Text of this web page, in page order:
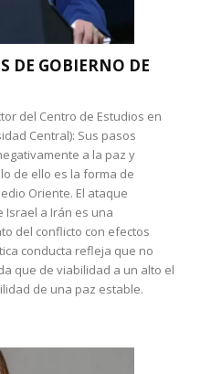
DE GOBIERNO DE
del Centro de Estudios en
Central): Sus pasos
a la paz y
de ello es la forma de
Oriente. El ataque
Israel a Irán es una
del conflicto con efectos
conducta refleja que no
que de viabilidad a un alto el
de una paz estable.